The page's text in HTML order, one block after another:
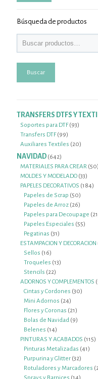
Búsqueda de productos
Buscar
TRANSFERS DTFS Y
Soportes para DTF 9393
Transfers DTF 9999
productos
Auxiliares Textiles 2020
NAVIDAD 642642
productos
MATERIALES PARA CREAR 50
MOLDES Y MODELADO 3333
PAPELES DECORATIVOS 184184
Papeles de Scrap 5050
Papeles de Arroz 2626
Papeles para Decoupage 21
Papeles Especiales 5555
Pegatinas 3131
productos
ESTAMPACION Y DECORACION
Sellos 1616
productos
Troqueles 1313
Stencils 2222
productos
ADORNOS Y COMPLEMENTOS
Cintas y Cordones 3030
Mini Adornos 2424
productos
Flores y Coronas 2121
Bolas de Navidad 99
Belenes 1414
productos
PINTURAS Y ACABADOS 115115
Pinturas Metalizadas 4141
Purpurina y Glitter 3232
Rotuladores y Marcadores
Sprays y Barnices 1414